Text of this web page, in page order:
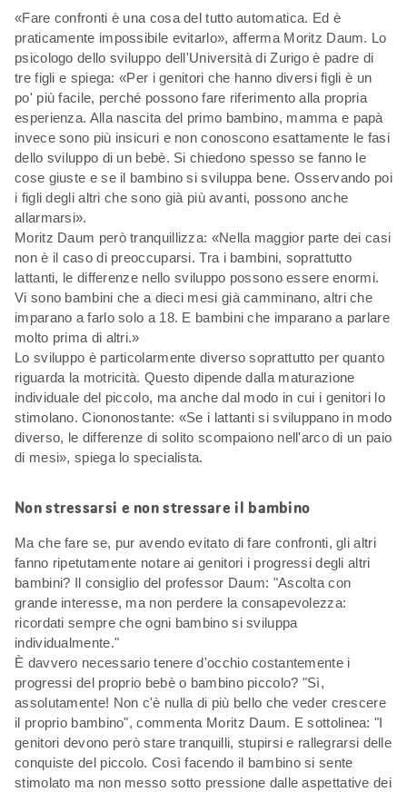
«Fare confronti è una cosa del tutto automatica. Ed è
praticamente impossibile evitarlo», afferma Moritz Daum. Lo
psicologo dello sviluppo dell'Università di Zurigo è padre di
tre figli e spiega: «Per i genitori che hanno diversi figli è un
po' più facile, perché possono fare riferimento alla propria
esperienza. Alla nascita del primo bambino, mamma e papà
invece sono più insicuri e non conoscono esattamente le fasi
dello sviluppo di un bebè. Si chiedono spesso se fanno le
cose giuste e se il bambino si sviluppa bene. Osservando poi
i figli degli altri che sono già più avanti, possono anche
allarmarsi».
Moritz Daum però tranquillizza: «Nella maggior parte dei casi
non è il caso di preoccuparsi. Tra i bambini, soprattutto
lattanti, le differenze nello sviluppo possono essere enormi.
Vi sono bambini che a dieci mesi già camminano, altri che
imparano a farlo solo a 18. E bambini che imparano a parlare
molto prima di altri.»
Lo sviluppo è particolarmente diverso soprattutto per quanto
riguarda la motricità. Questo dipende dalla maturazione
individuale del piccolo, ma anche dal modo in cui i genitori lo
stimolano. Ciononostante: «Se i lattanti si sviluppano in modo
diverso, le differenze di solito scompaiono nell'arco di un paio
di mesi», spiega lo specialista.
Non stressarsi e non stressare il bambino
Ma che fare se, pur avendo evitato di fare confronti, gli altri
fanno ripetutamente notare ai genitori i progressi degli altri
bambini? Il consiglio del professor Daum: "Ascolta con
grande interesse, ma non perdere la consapevolezza:
ricordati sempre che ogni bambino si sviluppa
individualmente."
È davvero necessario tenere d'occhio costantemente i
progressi del proprio bebè o bambino piccolo? "Sì,
assolutamente! Non c'è nulla di più bello che veder crescere
il proprio bambino", commenta Moritz Daum. E sottolinea: "I
genitori devono però stare tranquilli, stupirsi e rallegrarsi delle
conquiste del piccolo. Così facendo il bambino si sente
stimolato ma non messo sotto pressione dalle aspettative dei